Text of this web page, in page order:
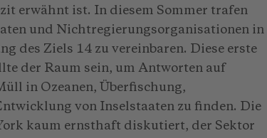
erwähnt ist. In diesem Sommer trafen
und Nichtregierungsorganisationen in
des Ziels 14 zu vereinbaren. Diese erste
der Raum sein, um Antworten auf
in Ozeanen, Überfischung,
von Inselstaaten zu finden. Die
kaum ernsthaft diskutiert, der Sektor